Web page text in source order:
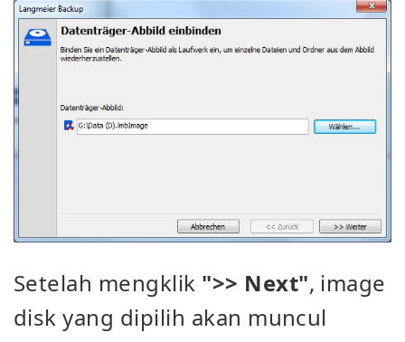
Setelah mengklik ">> Next", image
disk yang dipilih akan muncul